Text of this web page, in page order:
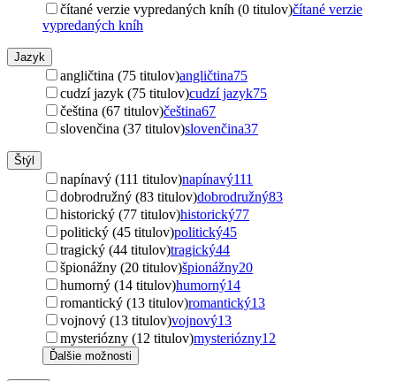
čítané verzie vypredaných kníh (0 titulov)čítané verzie
vypredaných kníh
Jazyk
angličtina (75 titulov)angličtina75
cudzí jazyk (75 titulov)cudzí jazyk75
čeština (67 titulov)čeština67
slovenčina (37 titulov)slovenčina37
Štýl
napínavý (111 titulov)napínavý111
dobrodružný (83 titulov)dobrodružný83
historický (77 titulov)historický77
politický (45 titulov)politický45
tragický (44 titulov)tragický44
špionážny (20 titulov)špionážny20
humorný (14 titulov)humorný14
romantický (13 titulov)romantický13
vojnový (13 titulov)vojnový13
mysteriózny (12 titulov)mysteriózny12
Ďalšie možnosti